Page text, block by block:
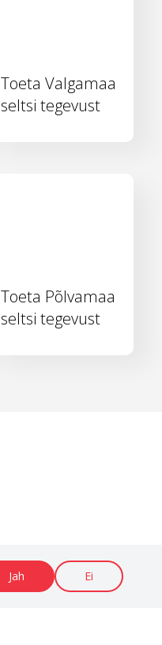
Jah Ei
Toeta Valgamaa
seltsi tegevust
Toeta Põlvamaa
seltsi tegevust